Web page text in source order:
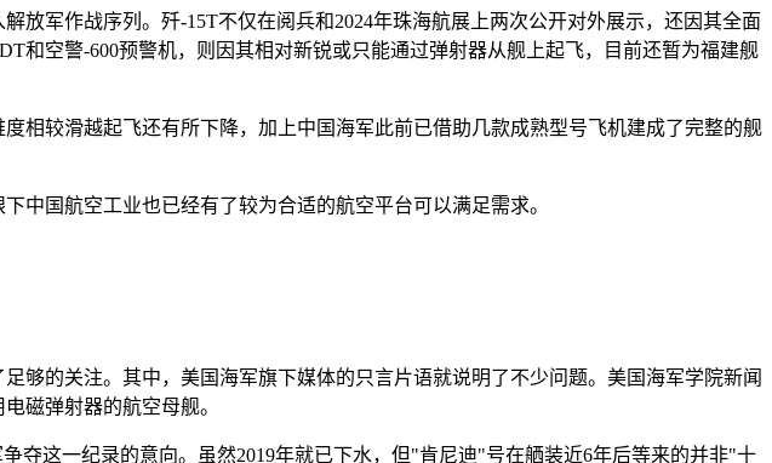
放军作战序列。歼-15T不仅在阅兵和2024年珠海航展上两次公开对外展示，还因其全面
和空警-600预警机，则因其相对新锐或只能通过弹射器从舰上起飞，目前还暂为福建舰
相较滑越起飞还有所下降，加上中国海军此前已借助几款成熟型号飞机建成了完整的舰
中国航空工业也已经有了较为合适的航空平台可以满足需求。
够的关注。其中，美国海军旗下媒体的只言片语就说明了不少问题。美国海军学院新闻
磁弹射器的航空母舰。
这一纪录的意向。虽然2019年就已下水，但"肯尼迪"号在舾装近6年后等来的并非"十